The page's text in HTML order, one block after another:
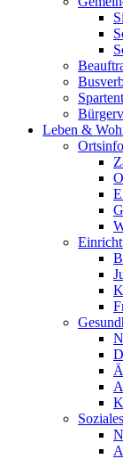
Leben &
Soziales